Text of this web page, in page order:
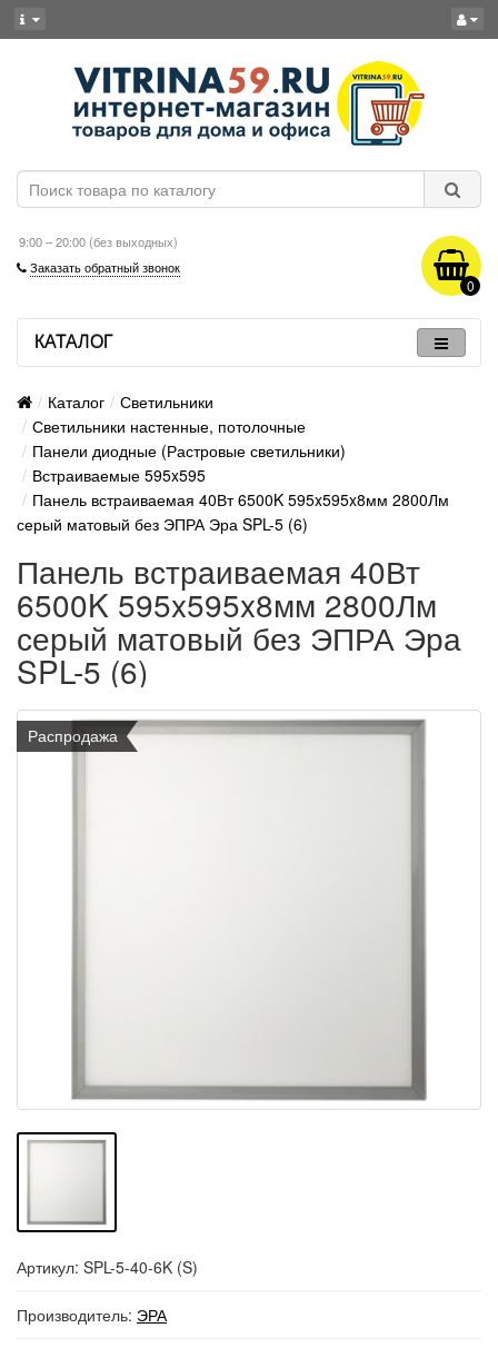
9:00 – 20:00 (без выходных)
Заказать обратный звонок
0
КАТАЛОГ
Каталог
Светильники
Светильники настенные, потолочные
Панели диодные (Растровые светильники)
Встраиваемые 595x595
Панель встраиваемая 40Вт 6500K 595x595x8мм 2800Лм
серый матовый без ЭПРА Эра SPL-5 (6)
Панель встраиваемая 40Вт
6500K 595x595x8мм 2800Лм
серый матовый без ЭПРА Эра
SPL-5 (6)
Распродажа
Артикул: SPL-5-40-6K (S)
Производитель: ЭРА